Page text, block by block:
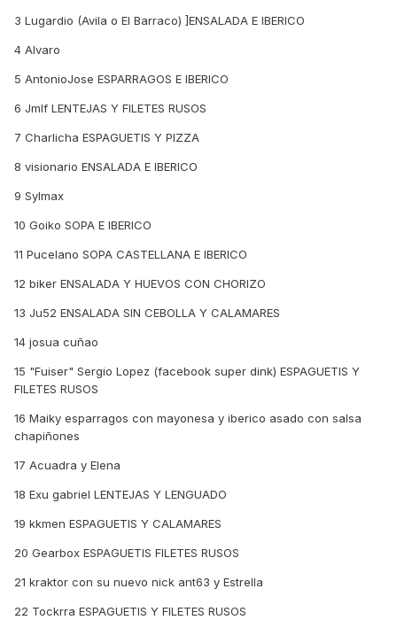
3 Lugardio (Avila o El Barraco) ]ENSALADA E IBERICO
4 Alvaro
5 AntonioJose ESPARRAGOS E IBERICO
6 Jmlf LENTEJAS Y FILETES RUSOS
7 Charlicha ESPAGUETIS Y PIZZA
8 visionario ENSALADA E IBERICO
9 Sylmax
10 Goiko SOPA E IBERICO
11 Pucelano SOPA CASTELLANA E IBERICO
12 biker ENSALADA Y HUEVOS CON CHORIZO
13 Ju52 ENSALADA SIN CEBOLLA Y CALAMARES
14 josua cuñao
15 "Fuiser" Sergio Lopez (facebook super dink) ESPAGUETIS Y
FILETES RUSOS
16 Maiky esparragos con mayonesa y iberico asado con salsa
chapiñones
17 Acuadra y Elena
18 Exu gabriel LENTEJAS Y LENGUADO
19 kkmen ESPAGUETIS Y CALAMARES
20 Gearbox ESPAGUETIS FILETES RUSOS
21 kraktor con su nuevo nick ant63 y Estrella
22 Tockrra ESPAGUETIS Y FILETES RUSOS